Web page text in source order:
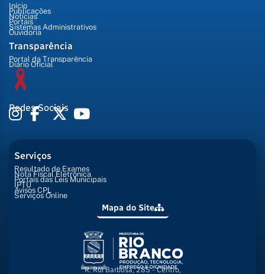
Início
Publicações
Notícias
Portais
Sistemas Administrativos
Ouvidoria
Transparência
Portal da Transparência
Diário Oficial
Redes Sociais
Serviços
Resultado de Exames
Nota Fiscal Eletrônica
Portais das Leis Municipais
IPTU
Avisos CPL
Serviços Online
Mapa do Site
R. Rui Barbosa, 285 - Centro,